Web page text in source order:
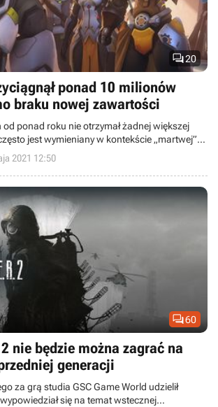
20
ponad 10 milionów
braku nowej zawartości
od ponad roku nie otrzymał żadnej większej
jest wymieniany w kontekście „martwej”
reżysera gry wynika, że w ciągu ostatniego
Blizzarda przyciągnęła ponad 10 milionów
2021 12:50
60
2 nie będzie można zagrać na
generacji
za grą studia GSC Game World udzielił
się na temat wstecznej